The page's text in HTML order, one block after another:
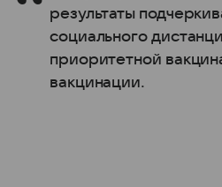
результаты
социального
приоритетной
вакцинации.